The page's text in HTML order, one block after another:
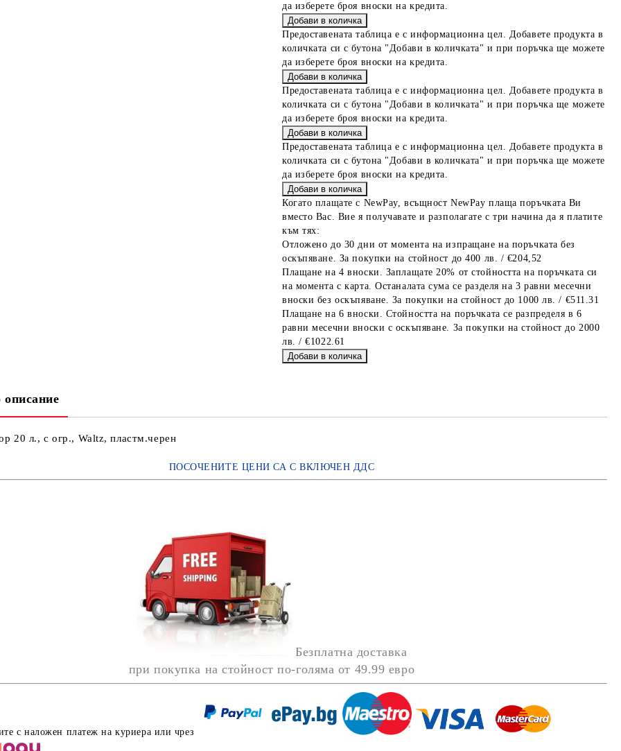
да изберете броя вноски на кредита.
Предоставената таблица е с информационна цел. Добавете продукта в
количката си с бутона "Добави в количката" и при поръчка ще можете
да изберете броя вноски на кредита.
Предоставената таблица е с информационна цел. Добавете продукта в
количката си с бутона "Добави в количката" и при поръчка ще можете
да изберете броя вноски на кредита.
Предоставената таблица е с информационна цел. Добавете продукта в
количката си с бутона "Добави в количката" и при поръчка ще можете
да изберете броя вноски на кредита.
Когато плащате с NewPay, всъщност NewPay плаща поръчката Ви
вместо Вас. Вие я получавате и разполагате с три начина да я платите
към тях:
Отложено до 30 дни от момента на изпращане на поръчката без
оскъпяване. За покупки на стойност до 400 лв. / €204,52
Плащане на 4 вноски. Заплащате 20% от стойността на поръчката си
на момента с карта. Останалата сума се разделя на 3 равни месечни
вноски без оскъпяване. За покупки на стойност до 1000 лв. / €511.31
Плащане на 6 вноски. Стойността на поръчката се разпределя в 6
равни месечни вноски с оскъпяване. За покупки на стойност до 2000
лв. / €1022.61
описание
20 л., с огр., Waltz, пластм.черен
ПОСОЧЕНИТЕ ЦЕНИ СА С ВКЛЮЧЕН ДДС
Безплатна доставка
при покупка на стойност по-голяма от 49.99 евро
с наложен платеж на куриера или чрез